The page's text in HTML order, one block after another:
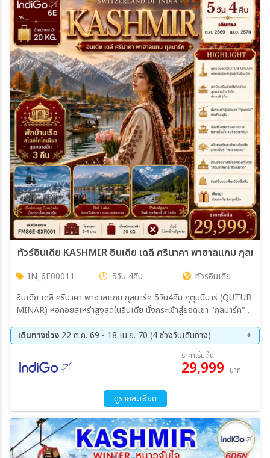
ทัวร์อินเดีย KASHMIR อินเดีย เดลี ศรีนาคา พาฮาลแกม กุลมา
IN_6E00011 5วัน 4คืน
ทัวร์อินเดีย
อินเดีย เดลี ศรีนาคา พาฮาลแกม กุลมาร์ค 5วัน4คืน กุตุบมีนาร์ (QUTUB
MINAR) หอคอยสุเหร่าสูงสุดในอินเดีย นั่งกระเช้าสู่ยอดเขา "กุลมาร์ค"
วิตเซอร์แลนด์แดนอินเดียแคชเมียร์ "พาฮาลแกม" สวนสวยงามสมัย
ราชวงศ์โมกุล "สวนชาลิมาร์/สวนนิชาท" ช้อปปิ้งของพื้นเมืองขึ้นชื่อ
เดินทางช่วง 22 ต.ค. 69 - 18 เม.ย. 70 (4 ช่วงวันเดินทาง)
30 ธ.ค. 69 - 03 ม.ค. 70
13 เม.ย. 70 - 17 เม.ย. 70
14 เม.ย. 70 - 18 เม.ย. 70
ราคาเริ่มต้น
29,999 บาท
ดูรายละเอียด